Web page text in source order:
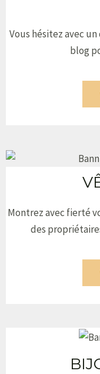
Vous hésitez avec
blog
Montrez avec fierté
des